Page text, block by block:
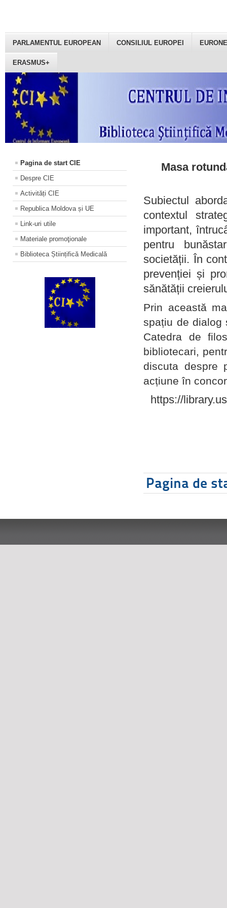
PARLAMENTUL EUROPEAN CONSILIUL EUROPEI
ERASMUS+
Pagina de start CIE
Despre CIE
Activități CIE
Republica Moldova și UE
Link-uri utile
Materiale promoţionale
Biblioteca Științifică Medicală
Masa
Subiectul
contextul
important,
pentru
societății. În
prevenției și
sănătății
Prin această
spațiu de dialog
Catedra de
bibliotecari,
discuta despre
acțiune în
https://
Pagina de